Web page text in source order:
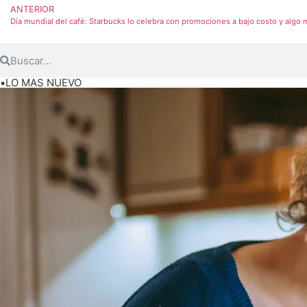
ANTERIOR
Día mundial del café: Starbucks lo celebra con promociones a bajo costo y algo
▪️LO MAS NUEVO